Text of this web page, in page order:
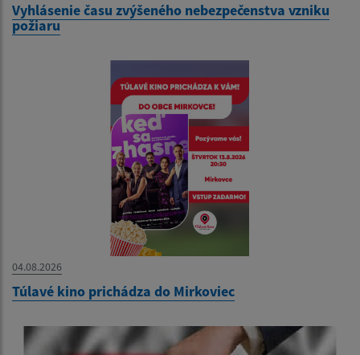
Vyhlásenie času zvýšeného nebezpečenstva vzniku
požiaru
04.08.2026
Túlavé kino prichádza do Mirkoviec